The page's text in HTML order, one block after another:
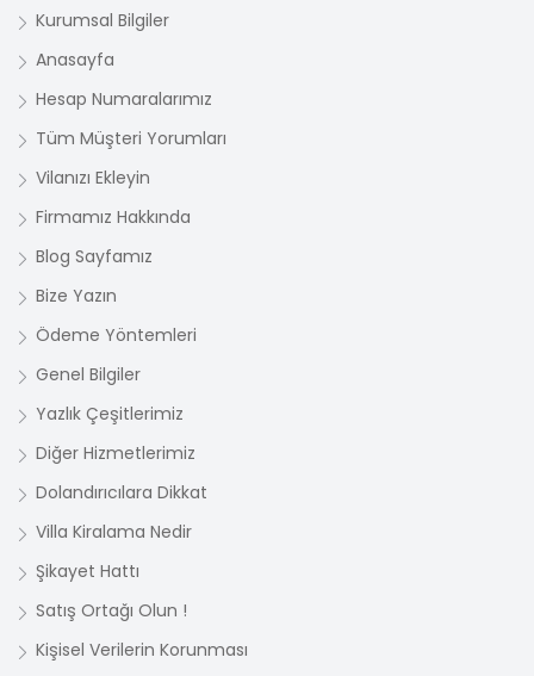
Kurumsal Bilgiler
Anasayfa
Hesap Numaralarımız
Tüm Müşteri Yorumları
Vilanızı Ekleyin
Firmamız Hakkında
Blog Sayfamız
Bize Yazın
Ödeme Yöntemleri
Genel Bilgiler
Yazlık Çeşitlerimiz
Diğer Hizmetlerimiz
Dolandırıcılara Dikkat
Villa Kiralama Nedir
Şikayet Hattı
Satış Ortağı Olun !
Kişisel Verilerin Korunması